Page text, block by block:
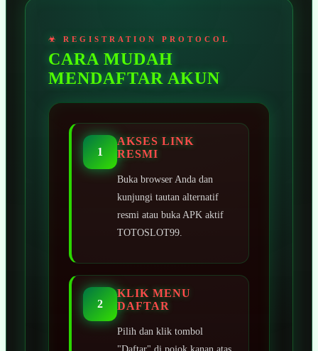
CARA MUDAH
MENDAFTAR AKUN
1
AKSES LINK
RESMI
Buka browser Anda dan
kunjungi tautan alternatif
resmi atau buka APK aktif
TOTOSLOT99.
2
KLIK MENU
DAFTAR
Pilih dan klik tombol